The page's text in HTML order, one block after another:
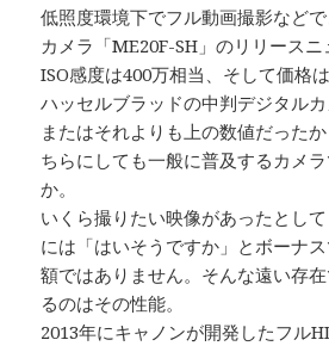
低照度環境下でフル動画撮影など
カメラ「ME20F-SH」のリリースニ
ISO感度は400万相当、そして価格
ハッセルブラッドの中判デジタルカ
またはそれよりも上の数値だった
ちらにしても一般に普及するカメ
か。
いくら撮りたい映像があったとし
には「はいそうですか」とボーナ
額ではありません。そんな遠い存
るのはその性能。
2013年にキャノンが開発したフル